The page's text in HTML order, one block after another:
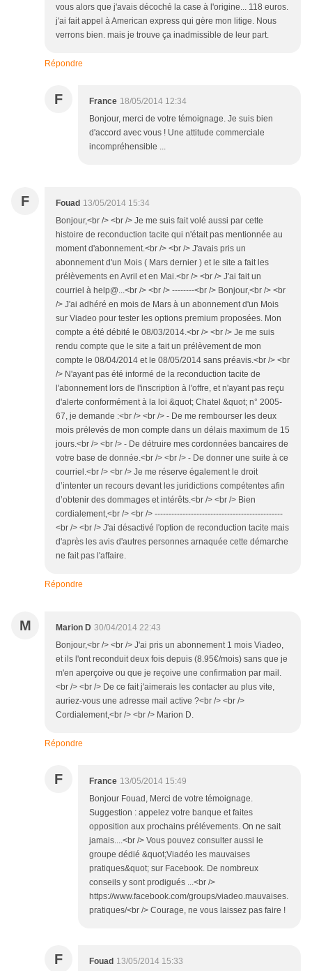
vous alors que j'avais décoché la case à l'origine... 118 euros.
j'ai fait appel à American express qui gère mon litige. Nous
verrons bien. mais je trouve ça inadmissible de leur part.
Répondre
F France 18/05/2014 12:34
Bonjour, merci de votre témoignage. Je suis bien
d'accord avec vous ! Une attitude commerciale
incompréhensible ...
F Fouad 13/05/2014 15:34
Bonjour,<br /> <br /> Je me suis fait volé aussi par cette
histoire de reconduction tacite qui n'était pas mentionnée au
moment d'abonnement.<br /> <br /> J'avais pris un
abonnement d'un Mois ( Mars dernier ) et le site a fait les
prélèvements en Avril et en Mai.<br /> <br /> J'ai fait un
courriel à help@...<br /> <br /> --------<br /> Bonjour,<br /> <br
/> J'ai adhéré en mois de Mars à un abonnement d'un Mois
sur Viadeo pour tester les options premium proposées. Mon
compte a été débité le 08/03/2014.<br /> <br /> Je me suis
rendu compte que le site a fait un prélèvement de mon
compte le 08/04/2014 et le 08/05/2014 sans préavis.<br /> <br
/> N'ayant pas été informé de la reconduction tacite de
l'abonnement lors de l'inscription à l'offre, et n'ayant pas reçu
d'alerte conformément à la loi &quot; Chatel &quot; n° 2005-
67, je demande :<br /> <br /> - De me rembourser les deux
mois prélevés de mon compte dans un délais maximum de 15
jours.<br /> <br /> - De détruire mes cordonnées bancaires de
votre base de donnée.<br /> <br /> - De donner une suite à ce
courriel.<br /> <br /> Je me réserve également le droit
d’intenter un recours devant les juridictions compétentes afin
d’obtenir des dommages et intérêts.<br /> <br /> Bien
cordialement,<br /> <br /> ----------------------------------------------
<br /> <br /> J'ai désactivé l'option de reconduction tacite mais
d'après les avis d'autres personnes arnaquée cette démarche
ne fait pas l'affaire.
Répondre
M Marion D 30/04/2014 22:43
Bonjour,<br /> <br /> J'ai pris un abonnement 1 mois Viadeo,
et ils l'ont reconduit deux fois depuis (8.95€/mois) sans que je
m'en aperçoive ou que je reçoive une confirmation par mail.
<br /> <br /> De ce fait j'aimerais les contacter au plus vite,
auriez-vous une adresse mail active ?<br /> <br />
Cordialement,<br /> <br /> Marion D.
Répondre
F France 13/05/2014 15:49
Bonjour Fouad, Merci de votre témoignage.
Suggestion : appelez votre banque et faites
opposition aux prochains prélévements. On ne sait
jamais....<br /> Vous pouvez consulter aussi le
groupe dédié &quot;Viadéo les mauvaises
pratiques&quot; sur Facebook. De nombreux
conseils y sont prodigués ...<br />
https://www.facebook.com/groups/viadeo.mauvaises.
pratiques/<br /> Courage, ne vous laissez pas faire !
F Fouad 13/05/2014 15:33